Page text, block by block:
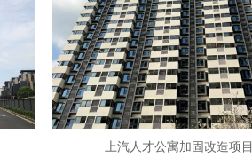
上汽人才公寓加固改造项目